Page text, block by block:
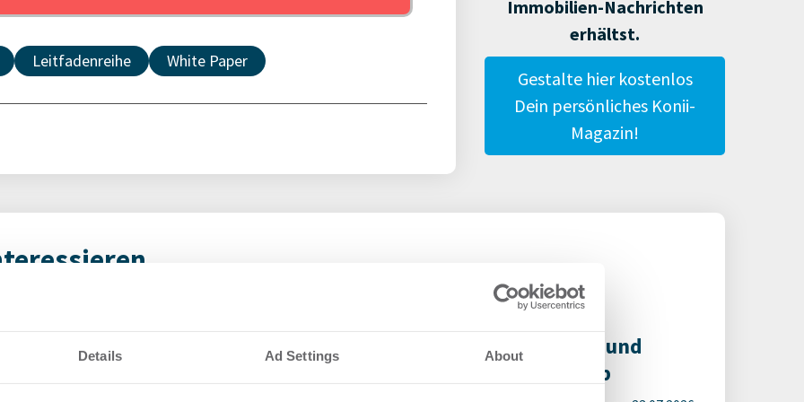
Details Ad Settings About
Leitfadenreihe White Paper
Immobilien-Nachrichten
erhältst.
Gestalte hier kostenlos
Dein persönliches Konii-
Magazin!
von Facility
Facility-Service-Anbieter
erschließen neue Märkte und
digitalisieren den Betrieb